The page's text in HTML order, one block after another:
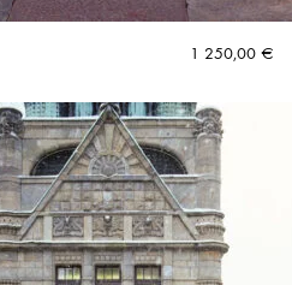
1 250,00 €